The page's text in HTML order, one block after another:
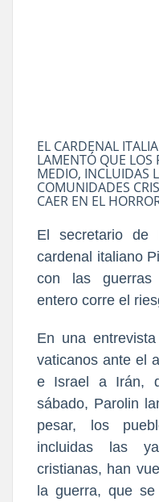
EL CARDENAL
LAMENTÓ QUE LOS
MEDIO, INCLUIDAS
COMUNIDADES
CAER EN EL
El secretario de
cardenal italiano
con las guerras
entero corre el
En una
vaticanos ante el
e Israel a Irán,
sábado, Parolin
pesar, los
incluidas las
cristianas, han
la guerra, que se